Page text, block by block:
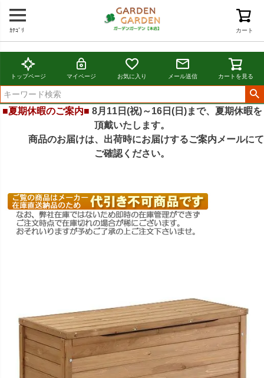
カート
ｶﾃｺﾞﾘ
トップページ マイページ お気に入り メール送信 カートを見る
■夏期休暇のご案内■ 8月11日(祝)～16日(日)まで、夏期休暇を
頂戴いたします。
商品のお届けは、出荷時にお届けするご案内メールにて
ご確認ください。